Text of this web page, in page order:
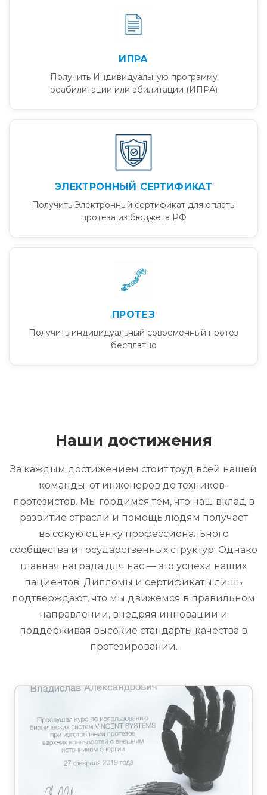
ИПРА
Получить Индивидуальную программу
реабилитации или абилитации (ИПРА)
ЭЛЕКТРОННЫЙ СЕРТИФИКАТ
Получить Электронный сертификат для оплаты
протеза из бюджета РФ
ПРОТЕЗ
Получить индивидуальный современный протез
бесплатно
Наши достижения
За каждым достижением стоит труд всей нашей
команды: от инженеров до техников-
протезистов. Мы гордимся тем, что наш вклад в
развитие отрасли и помощь людям получает
высокую оценку профессионального
сообщества и государственных структур. Однако
главная награда для нас — это успехи наших
пациентов. Дипломы и сертификаты лишь
подтверждают, что мы движемся в правильном
направлении, внедряя инновации и
поддерживая высокие стандарты качества в
протезировании.